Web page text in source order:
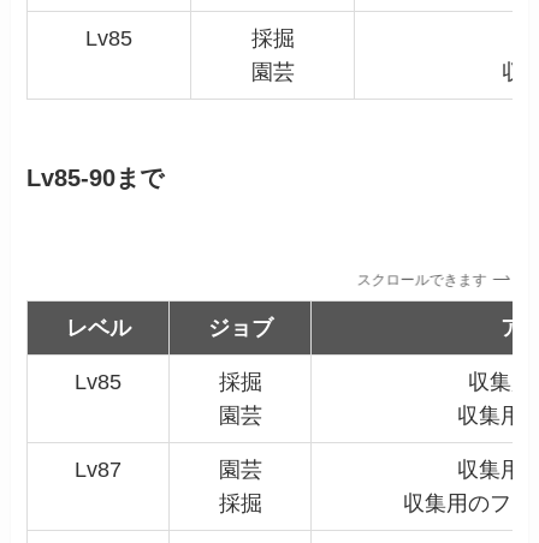
Lv85
採掘
園芸
収
Lv85-90まで
スクロールできます
レベル ジョブ ア
Lv85
採掘
園芸
収集
収集用
Lv87
園芸
採掘
収集用
収集用のフ